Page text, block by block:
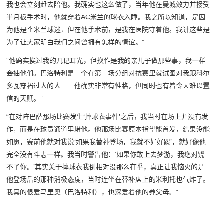
我也会立刻赶去陪他。我确实也这么做了，当年他在曼城效力并接受
半月板手术时，他就穿着AC米兰的球衣入睡。我之所以知道，是因
为他是个米兰球迷，但在他手术前，是我在医院守着他。我讲这些是
为了让大家明白我们之间曾拥有怎样的情谊。”
“他确实挨过我的几记耳光，但换作是我的亲儿子做那些事，我一样
会抽他们。巴洛特利是一个在第一场分组对抗赛里就试图对我跟科尔
多瓦穿裆过人的人……他确实非常有性格，但同时也有着令人难以置
信的天赋。”
“在对阵巴萨那场比赛发生‘摔球衣事件’之后，我当时在场上并没有发
作，而是在球员通道里堵他。他那场比赛原本指望能首发，结果没能
如愿，赛前他就对我说‘如果我替补登场，我就不好好踢’，就好像他
完全没有斗志一样。我当时警告他：‘如果你敢上去梦游，我绝对饶
不了你。’其实关于摔球衣我倒相对没那么在乎，真正让我恼火的是
他登场后的那种消极态度，当时连坐在替补席上的米利托也气炸了。
我真的很爱马里奥（巴洛特利），也深爱着他的养父母。”